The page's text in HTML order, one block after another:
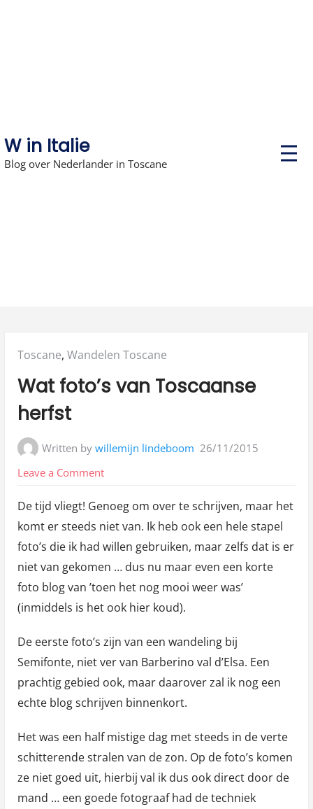
W in Italie
Blog over Nederlander in Toscane
P
r
Posted
Toscane, Wandelen Toscane
Wat foto’s van Toscaanse
herfst
Written bywillemijn lindeboom 26/11/2015
Leave a Commenton
foto’s
van
Toscaanse
herfst
De tijd vliegt! Genoeg om over te schrijven, maar het
komt er steeds niet van. Ik heb ook een hele stapel
foto’s die ik had willen gebruiken, maar zelfs dat is er
niet van gekomen … dus nu maar even een korte
foto blog van ’toen het nog mooi weer was’
(inmiddels is het ook hier koud).
De eerste foto’s zijn van een wandeling bij
Semifonte, niet ver van Barberino val d’Elsa. Een
prachtig gebied ook, maar daarover zal ik nog een
echte blog schrijven binnenkort.
Het was een half mistige dag met steeds in de verte
schitterende stralen van de zon. Op de foto’s komen
ze niet goed uit, hierbij val ik dus ook direct door de
mand … een goede fotograaf had de techniek